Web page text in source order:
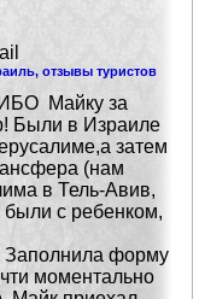
отзывы туристов
Майку за
Были в Израиле
затем
(нам
в Тель-Авив,
были с ребенком,
Заполнила форму
моментально